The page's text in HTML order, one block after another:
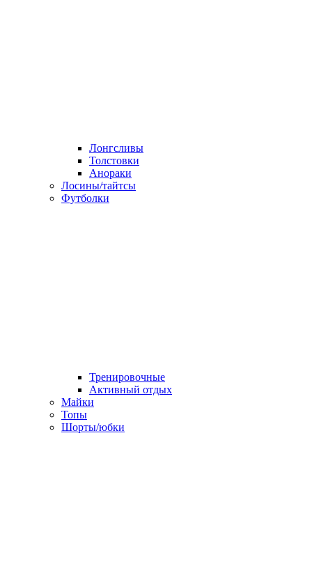
Лонгсливы
Толстовки
Анораки
Лосины/тайтсы
Футболки
Тренировочные
Активный отдых
Майки
Топы
Шорты/юбки